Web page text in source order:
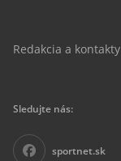
Redakcia a kontakty
Sledujte nás:
sportnet.sk